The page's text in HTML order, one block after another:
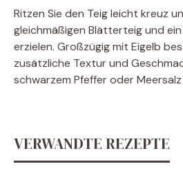
Ritzen Sie den Teig leicht kreuz
gleichmäßigen Blätterteig und
erzielen. Großzügig mit Eigelb
zusätzliche Textur und
schwarzem Pfeffer oder
VERWANDTE REZEPTE